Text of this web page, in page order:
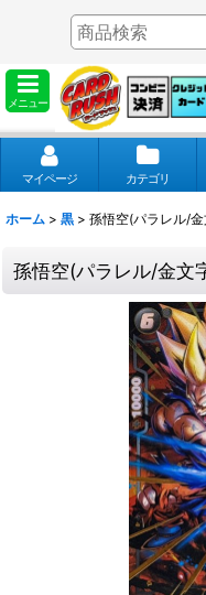
メニュー
マイページ カテゴリ
ホーム > 黒 > 孫悟空(パラレル/
孫悟空(パラレル/金